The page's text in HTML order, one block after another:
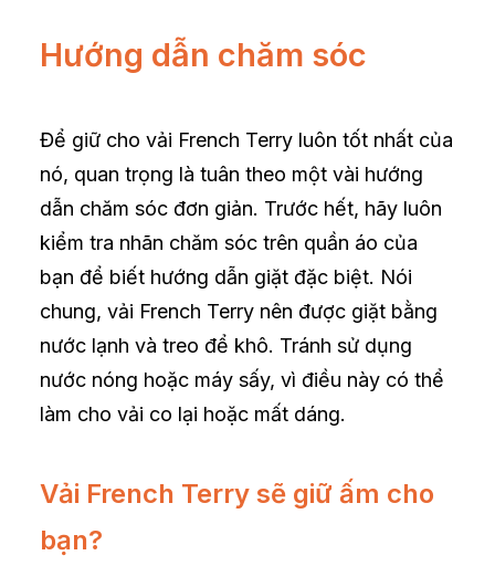
Hướng dẫn chăm sóc
Để giữ cho vải French Terry luôn tốt nhất của
nó, quan trọng là tuân theo một vài hướng
dẫn chăm sóc đơn giản. Trước hết, hãy luôn
kiểm tra nhãn chăm sóc trên quần áo của
bạn để biết hướng dẫn giặt đặc biệt. Nói
chung, vải French Terry nên được giặt bằng
nước lạnh và treo để khô. Tránh sử dụng
nước nóng hoặc máy sấy, vì điều này có thể
làm cho vải co lại hoặc mất dáng.
Vải French Terry sẽ giữ ấm cho
bạn?